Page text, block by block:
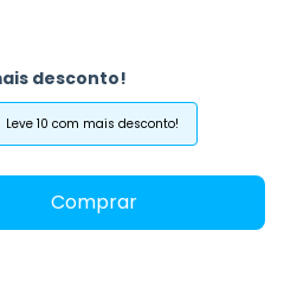
desconto!
Leve 10 com mais desconto!